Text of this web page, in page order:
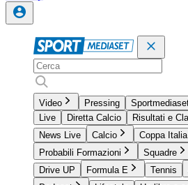
Video Pressing
Live
Diretta Calcio
Risultati e
News Live
Calcio Coppa Italia
Probabili Formazioni
Squadre
Drive UP
Formula E Tennis